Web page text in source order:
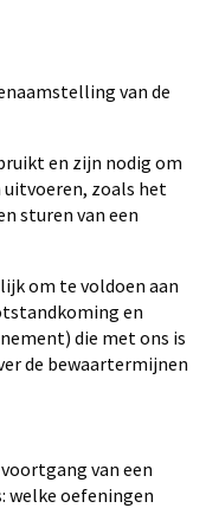
van de
en zijn nodig om
zoals het
sturen van een
om te voldoen aan
en
die met ons is
de bewaartermijnen
van een
welke oefeningen